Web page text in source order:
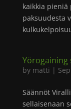
kaikkia pieniä
paksuudesta
Yörogaining
by matti |
Säännöt
sellaisenaan